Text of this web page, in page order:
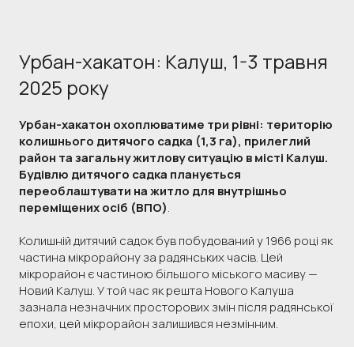
Урбан-хакатон: Калуш, 1-3 травня
2025 року
Урбан-хакатон охоплюватиме три рівні: територію
колишнього дитячого садка (1,3 га), прилеглий
район та загальну житлову ситуацію в місті Калуш.
Будівлю дитячого садка планується
переоблаштувати на житло для внутрішньо
переміщених осіб (ВПО).
Колишній дитячий садок був побудований у 1966 році як
частина мікрорайону за радянських часів. Цей
мікрорайон є частиною більшого міського масиву —
Новий Калуш. У той час як решта Нового Калуша
зазнала незначних просторових змін після радянської
епохи, цей мікрорайон залишився незмінним.